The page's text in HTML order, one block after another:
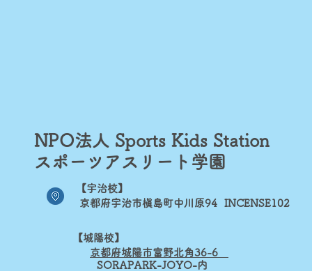
NPO法人 Sports Kids Station​
スポーツアスリート学園
【宇治校】
京都府宇治市槇島町中川原94 INCENSE102
【城陽校】
京都府城陽市富野北角36-6
SORAPARK-JOYO-内